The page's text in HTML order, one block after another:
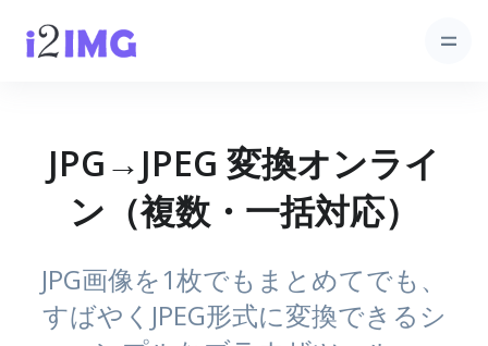
JPG→JPEG 変換オンライ
ン（複数・一括対応）
JPG画像を1枚でもまとめてでも、
すばやくJPEG形式に変換できるシ